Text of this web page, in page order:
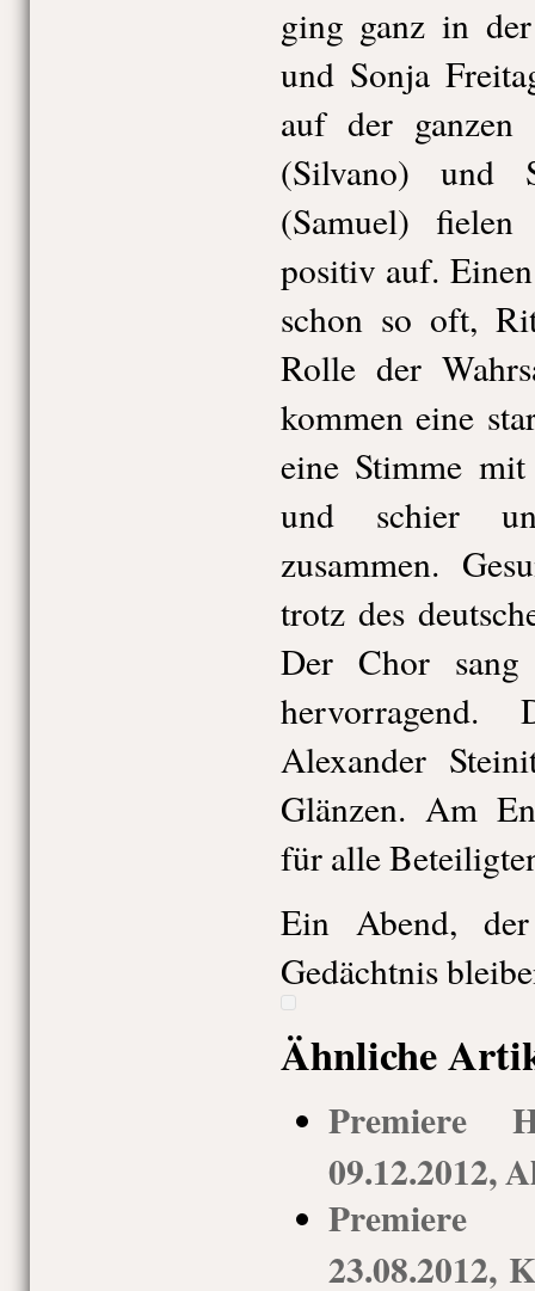
ging ganz in
und Sonja
auf der ganzen
(Silvano) und
(Samuel)
positiv auf.
schon so oft,
Rolle der
kommen eine
eine Stimme
und schier
zusammen.
trotz des
Der Chor sang
hervorragend.
Alexander
Glänzen. Am
für alle
Ein Abend,
Gedächtnis
Ähnliche
Premiere
09.12.2012,
Premiere
23.08.2012,